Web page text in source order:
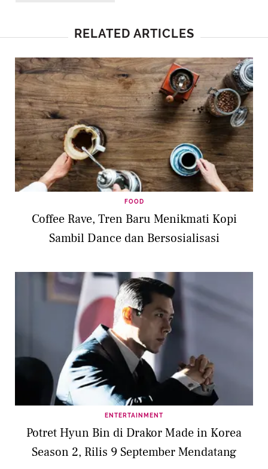
RELATED ARTICLES
FOOD
Coffee Rave, Tren Baru Menikmati Kopi
Sambil Dance dan Bersosialisasi
ENTERTAINMENT
Potret Hyun Bin di Drakor Made in Korea
Season 2, Rilis 9 September Mendatang